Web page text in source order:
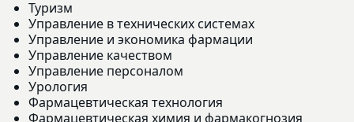
Туризм
Управление в технических системах
Управление и экономика фармации
Управление качеством
Управление персоналом
Урология
Фармацевтическая технология
Фармацевтическая химия и фармакогнозия